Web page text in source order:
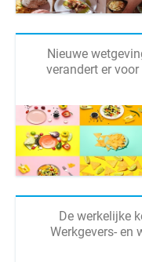
Nieuwe
verandert er
De werkelijke
Werkgevers- en